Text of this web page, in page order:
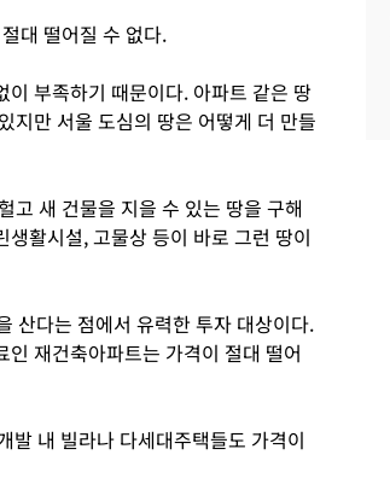
대 떨어질 수 없다.
부족하기 때문이다. 아파트 같은 땅
지만 서울 도심의 땅은 어떻게 더 만들
고 새 건물을 지을 수 있는 땅을 구해
활시설, 고물상 등이 바로 그런 땅이
산다는 점에서 유력한 투자 대상이다.
재건축아파트는 가격이 절대 떨어
발 내 빌라나 다세대주택들도 가격이